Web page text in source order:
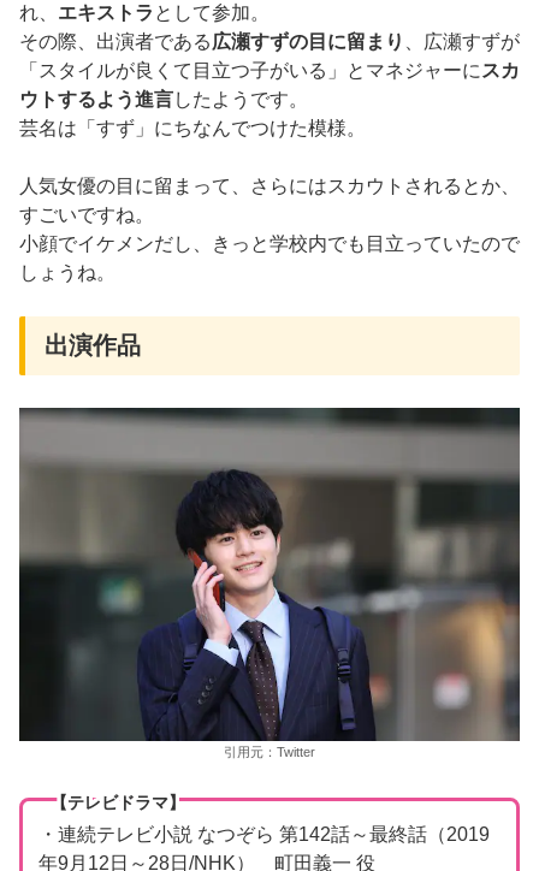
れ、 エキストラ として参加。
その際、出演者である広瀬すずの目に留まり
、広瀬すずが
「スタイルが良くて目立つ子がいる」とマネジャーに スカ
ウトするよう進言したようです。
芸名は「すず」にちなんでつけた模様。
人気女優の目に留まって、さらにはスカウトされるとか、
すごいですね。
小顔でイケメンだし、きっと学校内でも目立っていたので
しょうね。
出演作品
引用元：Twitter
【テレビドラマ】
・連続テレビ小説 なつぞら 第142話～最終話（2019
年9月12日～28日/NHK） 町田義一 役